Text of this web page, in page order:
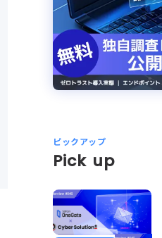
ピックアップ
Pick up